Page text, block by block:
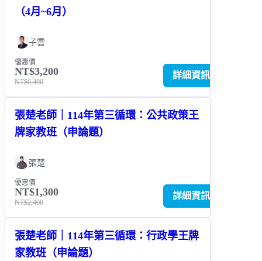
（4月~6月）
子雲
優惠價
NT$3,200
NT$6,400
詳細資訊
張楚老師｜114年第三循環：公共政策王
牌家教班（申論題）
張楚
優惠價
NT$1,300
NT$2,400
詳細資訊
張楚老師｜114年第三循環：行政學王牌
家教班（申論題）